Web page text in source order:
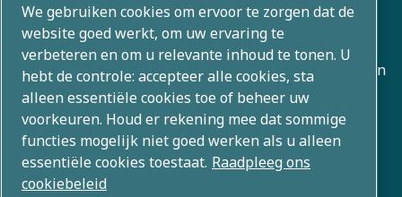
Over ons
Atlas Copco Group ontwikkelt innovatieve oplossingen in
alle bedrijfsgebieden, waaronder luchtcompressie,
vacuüm, industriële en energietechnieken. Met een
wereldwijd portfolio van 80+ merken maken we
technologie mogelijk die de toekomst verandert.
We gebruiken cookies om ervoor te zorgen dat de
website goed werkt, om uw ervaring te
verbeteren en om u relevante inhoud te tonen. U
hebt de controle: accepteer alle cookies, sta
alleen essentiële cookies toe of beheer uw
voorkeuren. Houd er rekening mee dat sommige
functies mogelijk niet goed werken als u alleen
essentiële cookies toestaat. Raadpleeg ons
cookiebeleid